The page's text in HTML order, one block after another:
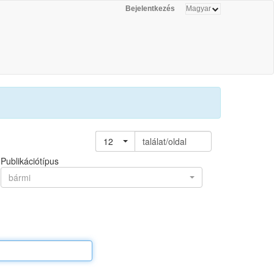
Bejelentkezés
12
találat/oldal
Publikációtípus
bármi